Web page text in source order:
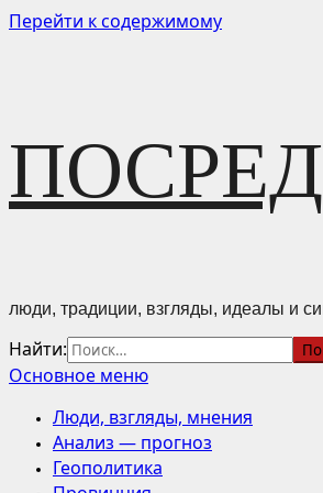
Перейти к содержимому
люди, традиции, взгляды, идеалы и
Найти:
Основное меню
Люди, взгляды, мнения
Анализ — прогноз
Геополитика